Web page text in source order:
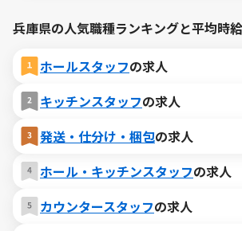
兵庫県の人気職種ランキングと平均時給
ホールスタッフの求人
キッチンスタッフの求人
発送・仕分け・梱包の求人
ホール・キッチンスタッフの求人
カウンタースタッフの求人